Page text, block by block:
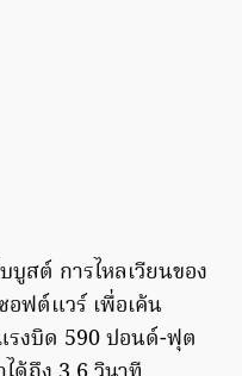
บูสต์ การไหลเวียนของ
ฟต์แวร์ เพื่อเค้น
รงบิด 590 ปอนด์-ฟุต